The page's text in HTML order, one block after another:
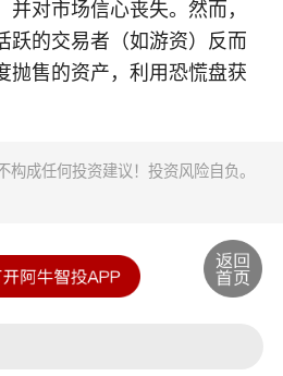
对市场信心丧失。然而，
跃的交易者（如游资）反而
抛售的资产，利用恐慌盘获
成任何投资建议！投资风险自负。